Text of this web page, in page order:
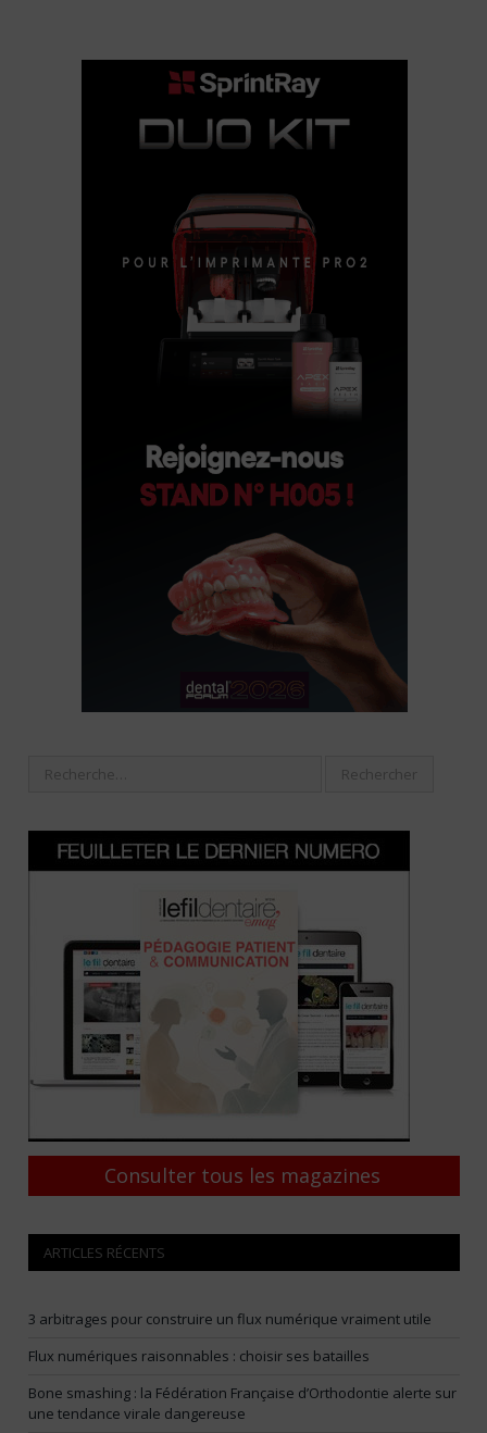
Consulter tous les magazines
ARTICLES RÉCENTS
3 arbitrages pour construire un flux numérique vraiment utile
Flux numériques raisonnables : choisir ses batailles
Bone smashing : la Fédération Française d’Orthodontie alerte sur
une tendance virale dangereuse